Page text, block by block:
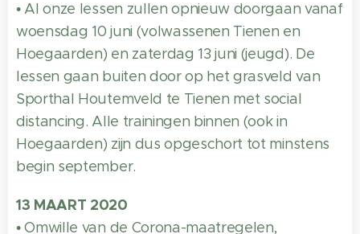
• Al onze lessen zullen opnieuw doorgaan vanaf
woensdag 10 juni (volwassenen Tienen en
Hoegaarden) en zaterdag 13 juni (jeugd). De
lessen gaan buiten door op het grasveld van
Sporthal Houtemveld te Tienen met social
distancing. Alle trainingen binnen (ook in
Hoegaarden) zijn dus opgeschort tot minstens
begin september.
13 MAART 2020
• Omwille van de Corona-maatregelen,